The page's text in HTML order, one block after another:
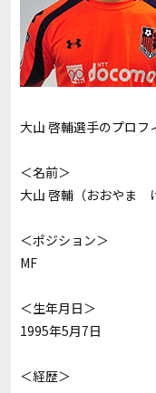
大山 啓輔選手のプロフ
＜名前＞
大山 啓輔（おおやま
＜ポジション＞
MF
＜生年月日＞
1995年5月7日
＜経歴＞